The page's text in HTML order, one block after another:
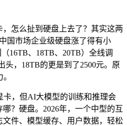
怎么扯到硬盘上去了？其实这两
国市场企业级硬盘涨了得有小
16TB、18TB、20TB）全线调
头，18TB的更是到了2500元。原
卡，但AI大模型的训练和推理会
？硬盘。2026年，一个中型的互
件、模型缓存、用户数据，轻松